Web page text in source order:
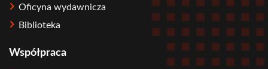
Oficyna wydawnicza
Biblioteka
Współpraca